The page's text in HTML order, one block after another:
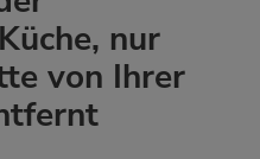
nur
von Ihrer